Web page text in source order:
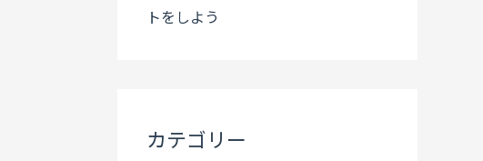
トをしよう
カテゴリー